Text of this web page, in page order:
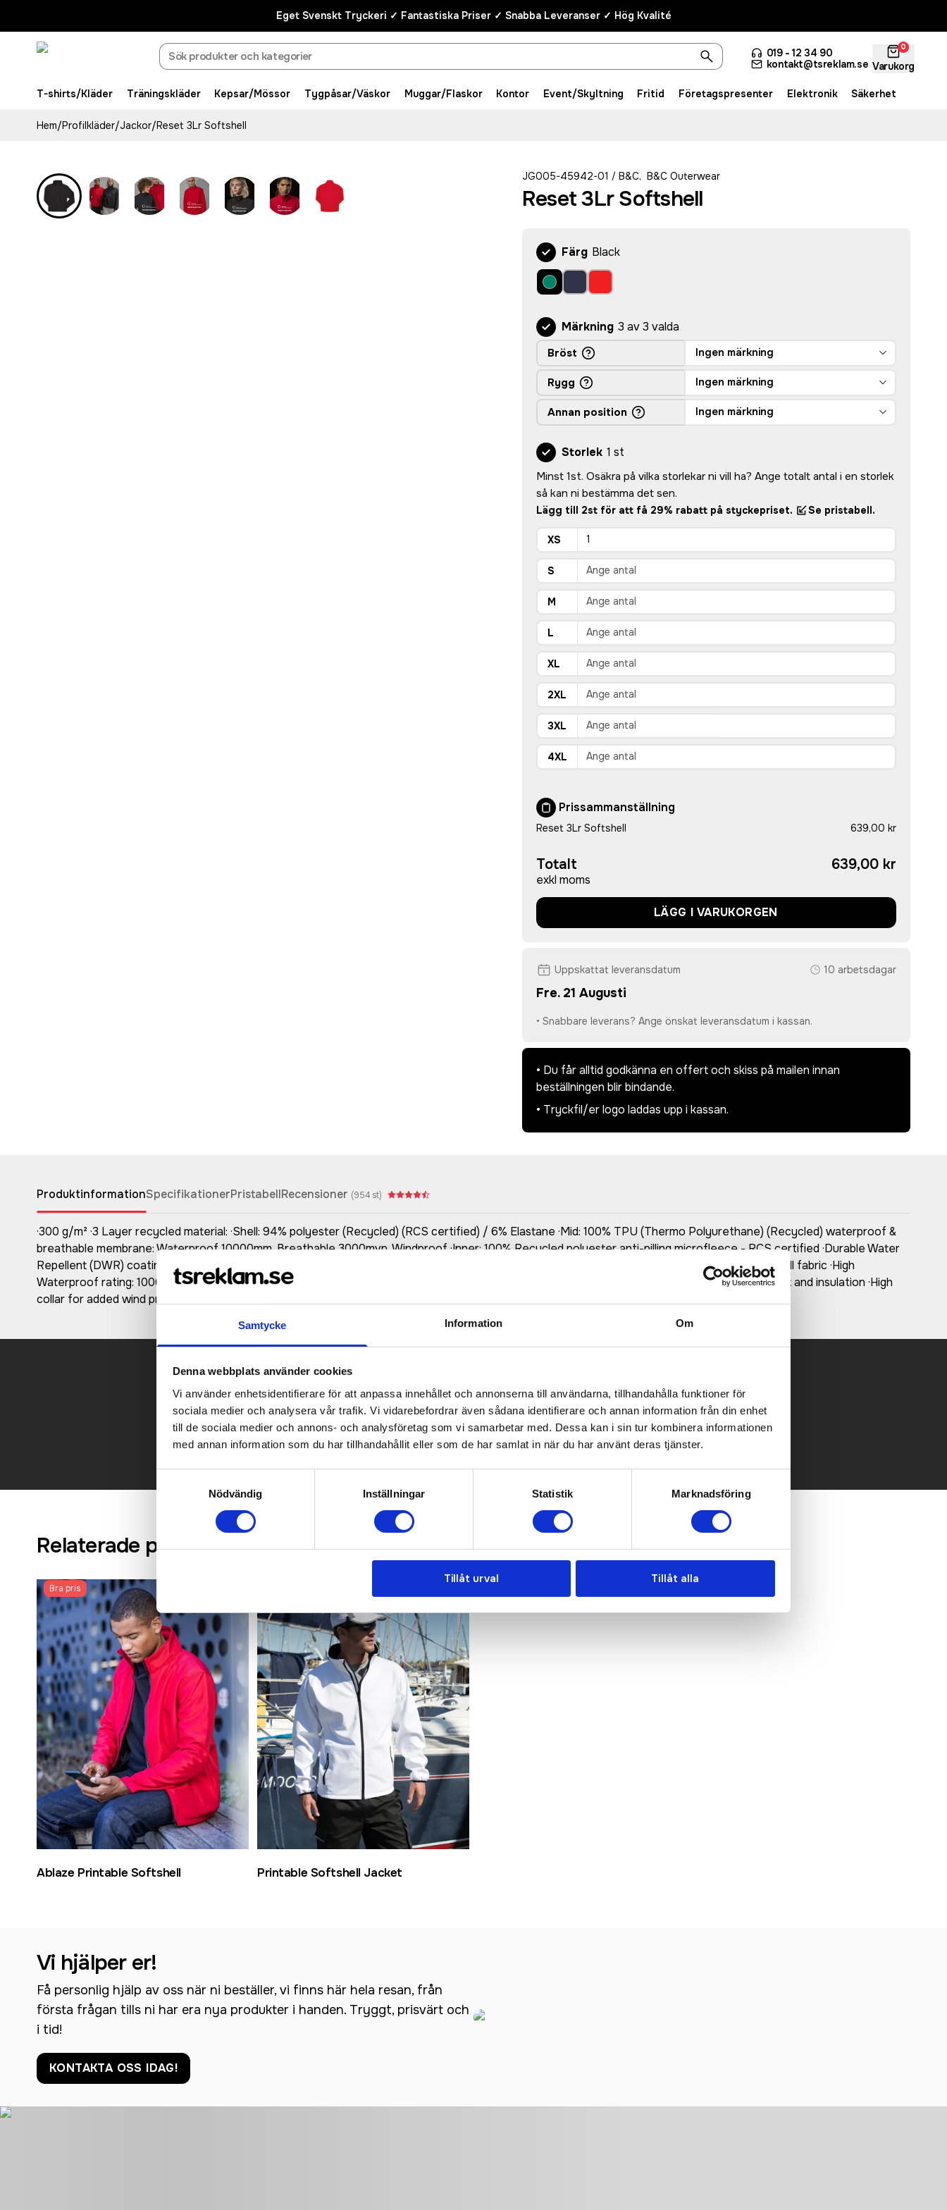
Samtycke Information Om
Denna webbplats använder cookies
Vi använder enhetsidentifierare för att anpassa innehållet och annonserna till användarna, tillhandahålla funktioner för
sociala medier och analysera vår trafik. Vi vidarebefordrar även sådana identifierare och annan information från din enhet
till de sociala medier och annons- och analysföretag som vi samarbetar med. Dessa kan i sin tur kombinera informationen
med annan information som du har tillhandahållit eller som de har samlat in när du har använt deras tjänster.
Nödvändig
Inställningar Statistik Marknadsföring
Tillåt urval Tillåt alla
Eget Svenskt Tryckeri ✓ Fantastiska Priser ✓ Snabba Leveranser ✓ Hög Kvalité
019 - 12 34 90
kontakt@tsreklam.se
0
Varukorg
T-shirts/Kläder Träningskläder Kepsar/Mössor Tygpåsar/Väskor Muggar/Flaskor Kontor Event/Skyltning Fritid Företagspresenter Elektronik Säkerhet
Hem/Profilkläder/Jackor/Reset 3Lr Softshell
JG005-45942-01 / B&C, B&C Outerwear
Reset 3Lr Softshell
Färg Black
Märkning 3 av 3 valda
Bröst Ingen märkning
Rygg Ingen märkning
Annan position Ingen märkning
Storlek 1 st
Minst 1st. Osäkra på vilka storlekar ni vill ha? Ange totalt antal i en storlek
så kan ni bestämma det sen.
Lägg till 2st för att få 29% rabatt på styckepriset. Se pristabell.
XS
S
M
L
XL
2XL
3XL
4XL
Prissammanställning
Reset 3Lr Softshell 639,00 kr
Totalt
exkl moms
639,00 kr
LÄGG I VARUKORGEN
Uppskattat leveransdatum 10 arbetsdagar
Fre. 21 Augusti
• Snabbare leverans? Ange önskat leveransdatum i kassan.
• Du får alltid godkänna en offert och skiss på mailen innan
beställningen blir bindande.
• Tryckfil/er logo laddas upp i kassan.
ProduktinformationSpecifikationerPristabellRecensioner (954 st)
·300 g/m² ·3 Layer recycled material: ·Shell: 94% polyester (Recycled) (RCS certified) / 6% Elastane ·Mid: 100% TPU (Thermo Polyurethane) (Recycled) waterproof &
breathable membrane: Waterproof 10000mm, Breathable 3000mvp, Windproof ·Inner: 100% Recycled polyester anti-pilling microfleece - RCS certified ·Durable Water
Repellent (DWR) coating ·PFAS/Fluorine free - compliant with OEKO-TEX® STANDARD 100 (January 2024) ·3Lr® - fully recycled 3-layer softshell fabric ·High
Waterproof rating: 10000 mm ·High breathability rating: 3000 g/m²/24hrs ·Water-repellent ·Windproof protection ·Micro-fleece inner for comfort and insulation ·High
collar for added wind protection
Kontakta oss här för att få förslag på produkt och pris över mailen.
Det går också utmärkt att bara ställa frågor!
KONTAKTA OSS
Relaterade produkter
Bra pris
Ablaze Printable Softshell Printable Softshell Jacket
Vi hjälper er!
Få personlig hjälp av oss när ni beställer, vi finns här hela resan, från
första frågan tills ni har era nya produkter i handen. Tryggt, prisvärt och
i tid!
KONTAKTA OSS IDAG!